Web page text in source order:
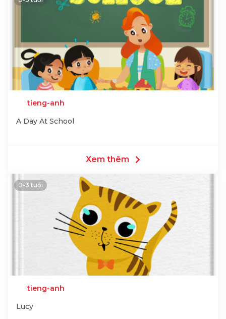
tieng-anh
A Day At School
Xem thêm
0-3 tuổi
tieng-anh
Lucy